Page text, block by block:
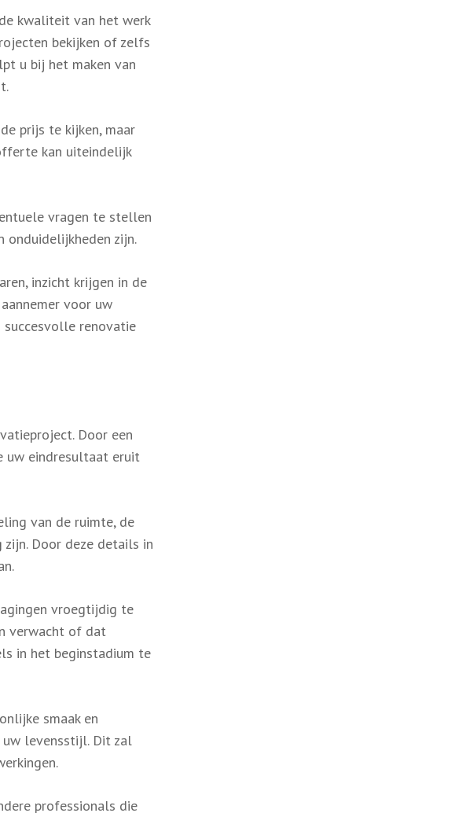
kwaliteit van het werk
bekijken of zelfs
u bij het maken van
prijs te kijken, maar
kan uiteindelijk
vragen te stellen
zijn.
inzicht krijgen in de
voor uw
renovatie
Door een
uw eindresultaat eruit
van de ruimte, de
zijn. Door deze details in
vroegtijdig te
verwacht of dat
in het beginstadium te
smaak en
uw levensstijl. Dit zal
professionals die